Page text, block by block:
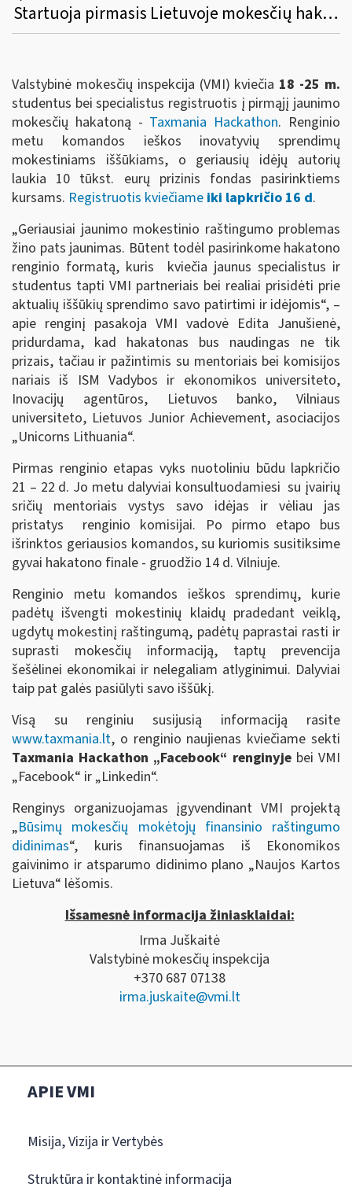
Startuoja pirmasis Lietuvoje mokesčių hakatonas
Valstybinė mokesčių inspekcija (VMI) kviečia 18 -25 m.
studentus bei specialistus registruotis į pirmąjį jaunimo
mokesčių hakatoną - Taxmania Hackathon. Renginio
metu komandos ieškos inovatyvių sprendimų
mokestiniams iššūkiams, o geriausių idėjų autorių
laukia 10 tūkst. eurų prizinis fondas pasirinktiems
kursams. Registruotis kviečiame iki lapkričio 16 d.
„Geriausiai jaunimo mokestinio raštingumo problemas
žino pats jaunimas. Būtent todėl pasirinkome hakatono
renginio formatą, kuris kviečia jaunus specialistus ir
studentus tapti VMI partneriais bei realiai prisidėti prie
aktualių iššūkių sprendimo savo patirtimi ir idėjomis“, –
apie renginį pasakoja VMI vadovė Edita Janušienė,
pridurdama, kad hakatonas bus naudingas ne tik
prizais, tačiau ir pažintimis su mentoriais bei komisijos
nariais iš ISM Vadybos ir ekonomikos universiteto,
Inovacijų agentūros, Lietuvos banko, Vilniaus
universiteto, Lietuvos Junior Achievement, asociacijos
„Unicorns Lithuania“.
Pirmas renginio etapas vyks nuotoliniu būdu lapkričio
21 – 22 d. Jo metu dalyviai konsultuodamiesi su įvairių
sričių mentoriais vystys savo idėjas ir vėliau jas
pristatys renginio komisijai. Po pirmo etapo bus
išrinktos geriausios komandos, su kuriomis susitiksime
gyvai hakatono finale - gruodžio 14 d. Vilniuje.
Renginio metu komandos ieškos sprendimų, kurie
padėtų išvengti mokestinių klaidų pradedant veiklą,
ugdytų mokestinį raštingumą, padėtų paprastai rasti ir
suprasti mokesčių informaciją, taptų prevencija
šešėlinei ekonomikai ir nelegaliam atlyginimui. Dalyviai
taip pat galės pasiūlyti savo iššūkį.
Visą su renginiu susijusią informaciją rasite
www.taxmania.lt, o renginio naujienas kviečiame sekti
Taxmania Hackathon „Facebook“ renginyjebei VMI
„Facebook“ ir „Linkedin“.
Renginys organizuojamas įgyvendinant VMI projektą
„Būsimų mokesčių mokėtojų finansinio raštingumo
didinimas“, kuris finansuojamas iš Ekonomikos
gaivinimo ir atsparumo didinimo plano „Naujos Kartos
Lietuva“ lėšomis.
Išsamesnė informacija žiniasklaidai:
Irma Juškaitė
Valstybinė mokesčių inspekcija
+370 687 07138
irma.juskaite@vmi.lt
APIE VMI
Misija, Vizija ir Vertybės
Struktūra ir kontaktinė informacija